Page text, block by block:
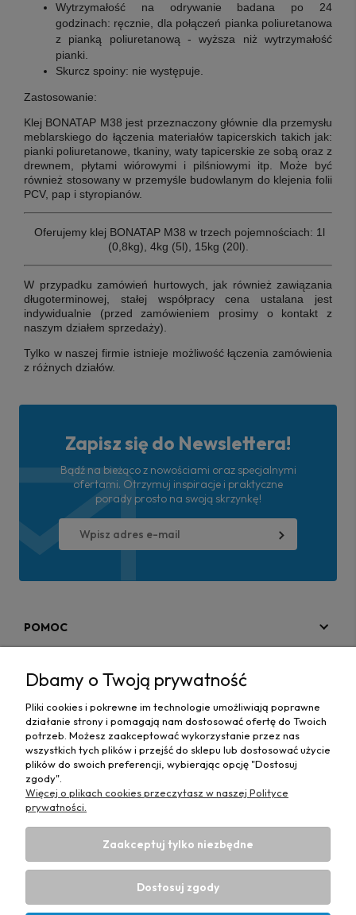
Wytrzymałość na odrywanie badana po 24
godzinach: ręcznie, dla połączeń pianka poliuretanowa
z pianką poliuretanową - wyższa niż wytrzymałość
pianki.
Skurcz spoiny: nie występuje.
Zastosowanie:
Klej BONATAP M38 jest przeznaczony głównie dla przemysłu
meblarskiego do łączenia materiałów tapicerskich takich jak:
pianki poliuretanowe, tkaniny, waty tapicerskie ze sobą oraz z
drewnem, płytami wiórowymi i pilśniowymi itp. Może być
również stosowany w przemyśle budowlanym do klejenia folii
PCV, pap i styropianów.
Oferujemy klej BONATAP M38 w trzech pojemnościach: 1l
(0,8kg), 4kg (5l), 15kg (20l).
W przypadku zamówień hurtowych, jak również zawiązania
długoterminowej, stałej współpracy cena ustalana jest
indywidualnie (przed zamówieniem prosimy o kontakt z
naszym działem sprzedaży).
Tylko w naszej firmie istnieje możliwość łączenia zamówienia
z różnych działów.
Zapisz się do Newslettera!
Bądź na bieżąco z nowościami oraz specjalnymi
ofertami. Otrzymuj inspiracje i praktyczne
porady prosto na swoją skrzynkę!
POMOC
MAPA STRONY
INFORMACJE
Hurtownia materiałów tapicerskich Adrian| ul. Chorzowska
50e, 44-100 Gliwice, woj. śląskie | E-mail:
Dbamy o Twoją prywatność
Pliki cookies i pokrewne im technologie umożliwiają poprawne
działanie strony i pomagają nam dostosować ofertę do Twoich
potrzeb. Możesz zaakceptować wykorzystanie przez nas
wszystkich tych plików i przejść do sklepu lub dostosować użycie
plików do swoich preferencji, wybierając opcję "Dostosuj
zgody".
Więcej o plikach cookies przeczytasz w naszej Polityce
prywatności.
Zaakceptuj tylko niezbędne
Dostosuj zgody